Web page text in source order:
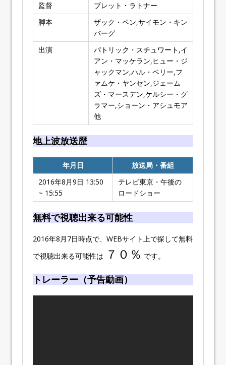
監督
ブレット・ラトナー
脚本
ザック・ペン,サイモン・キン
バーグ
出演
パトリック・スチュワート,イ
アン・マッケラン,ヒュー・ジ
ャックマン,ハル・ベリー,フ
ァムケ・ヤンセン,ジェーム
ズ・マースデン,ケルシー・グ
ラマー,ショーン・アシュモア
他
地上波放送歴
年月日
放送局・番組
2016年8月9日 13:50
~ 15:55
テレビ東京・午後の
ロードショー
無料で視聴出来る可能性
2016年8月7日時点で、WEBサイト上で探して無料
で視聴出来る可能性は ７０％ です。
トレーラー（予告動画）